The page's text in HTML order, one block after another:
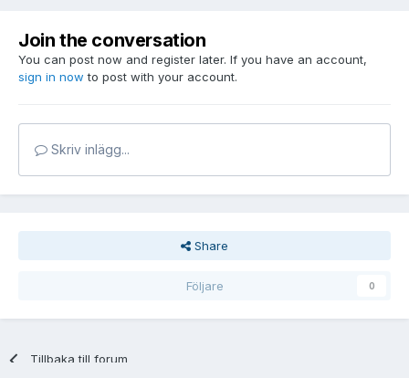
Join the conversation
You can post now and register later. If you have an account,
sign in now to post with your account.
Skriv inlägg...
Share
Följare 0
Tillbaka till forum